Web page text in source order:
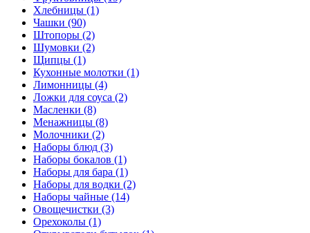
Хлебницы (1)
Чашки (90)
Штопоры (2)
Шумовки (2)
Щипцы (1)
Кухонные молотки (1)
Лимонницы (4)
Ложки для соуса (2)
Масленки (8)
Менажницы (8)
Молочники (2)
Наборы блюд (3)
Наборы бокалов (1)
Наборы для бара (1)
Наборы для водки (2)
Наборы чайные (14)
Овощечистки (3)
Орехоколы (1)